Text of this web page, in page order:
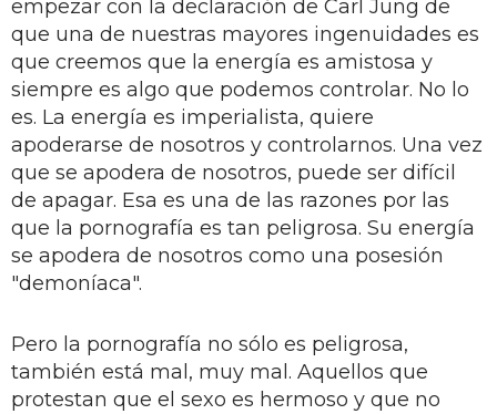
empezar con la declaración de Carl Jung de
que una de nuestras mayores ingenuidades es
que creemos que la energía es amistosa y
siempre es algo que podemos controlar. No lo
es. La energía es imperialista, quiere
apoderarse de nosotros y controlarnos. Una vez
que se apodera de nosotros, puede ser difícil
de apagar. Esa es una de las razones por las
que la pornografía es tan peligrosa. Su energía
se apodera de nosotros como una posesión
"demoníaca".
Pero la pornografía no sólo es peligrosa,
también está mal, muy mal. Aquellos que
protestan que el sexo es hermoso y que no